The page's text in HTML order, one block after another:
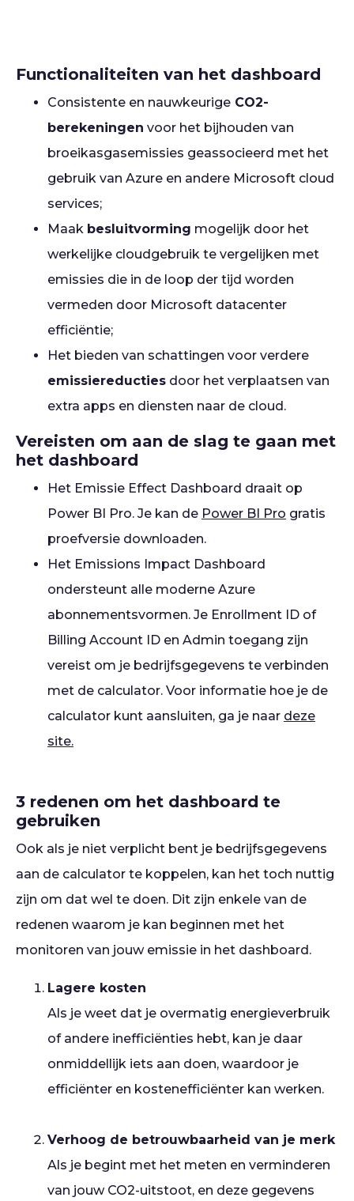
Functionaliteiten van het dashboard
Consistente en nauwkeurige CO2-
berekeningen voor het bijhouden van
broeikasgasemissies geassocieerd met het
gebruik van Azure en andere Microsoft cloud
services;
Maak besluitvorming mogelijk door het
werkelijke cloudgebruik te vergelijken met
emissies die in de loop der tijd worden
vermeden door Microsoft datacenter
efficiëntie;
Het bieden van schattingen voor verdere
emissiereducties door het verplaatsen van
extra apps en diensten naar de cloud.
Vereisten om aan de slag te gaan met
het dashboard
Het Emissie Effect Dashboard draait op
Power BI Pro. Je kan de Power BI Pro gratis
proefversie downloaden.
Het Emissions Impact Dashboard
ondersteunt alle moderne Azure
abonnementsvormen. Je Enrollment ID of
Billing Account ID en Admin toegang zijn
vereist om je bedrijfsgegevens te verbinden
met de calculator. Voor informatie hoe je de
calculator kunt aansluiten, ga je naar deze
site.
3 redenen om het dashboard te
gebruiken
Ook als je niet verplicht bent je bedrijfsgegevens
aan de calculator te koppelen, kan het toch nuttig
zijn om dat wel te doen. Dit zijn enkele van de
redenen waarom je kan beginnen met het
monitoren van jouw emissie in het dashboard.
Lagere kosten
Als je weet dat je overmatig energieverbruik
of andere inefficiënties hebt, kan je daar
onmiddellijk iets aan doen, waardoor je
efficiënter en kostenefficiënter kan werken.
Verhoog de betrouwbaarheid van je merk
Als je begint met het meten en verminderen
van jouw CO2-uitstoot, en deze gegevens